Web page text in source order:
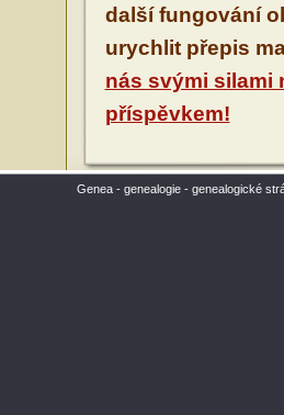
další fungování
urychlit přepis
nás svými silami
příspěvkem!
Genea - genealogie - genealogické